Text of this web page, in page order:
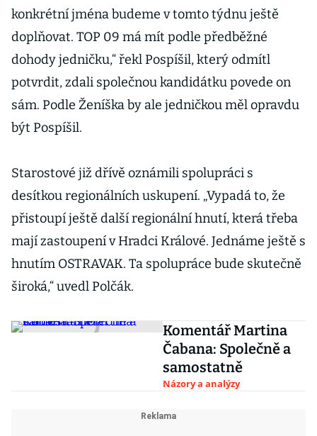
konkrétní jména budeme v tomto týdnu ještě
doplňovat. TOP 09 má mít podle předběžné
dohody jedničku,“ řekl Pospíšil, který odmítl
potvrdit, zdali společnou kandidátku povede on
sám. Podle Ženíška by ale jedničkou měl opravdu
být Pospíšil.
Starostové již dřívě oznámili spolupráci s
desítkou regionálních uskupení. „Vypadá to, že
přistoupí ještě další regionální hnutí, která třeba
mají zastoupení v Hradci Králové. Jednáme ještě s
hnutím OSTRAVAK. Ta spolupráce bude skutečně
široká,“ uvedl Polčák.
Komentář Martina
Čabana: Společně a
samostatně
Názory a analýzy